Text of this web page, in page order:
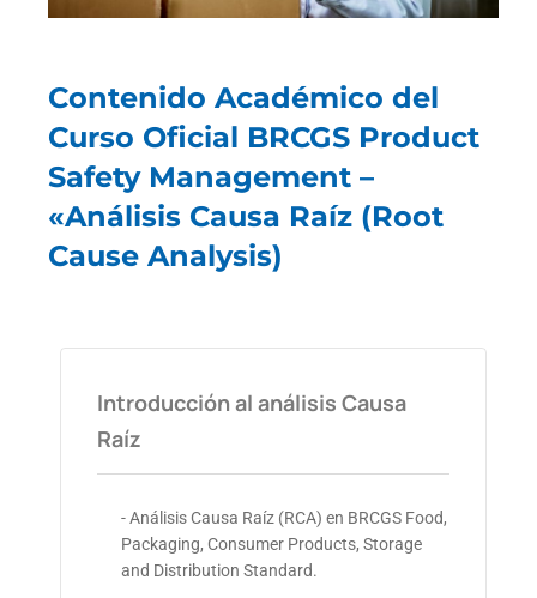
Contenido Académico del
Curso Oficial BRCGS Product
Safety Management –
«Análisis Causa Raíz (Root
Cause Analysis)
Introducción al análisis Causa
Raíz
- Análisis Causa Raíz (RCA) en BRCGS Food,
Packaging, Consumer Products, Storage
and Distribution Standard.